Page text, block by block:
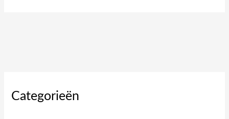
Categorieën